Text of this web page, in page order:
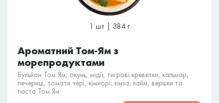
1 шт | 384 г
Ароматний Том-Ям з
морепродуктами
Бульйон Том Ям, окунь, мідії, тигрові креветки, кальмар,
печериці, томати чері, кімнорі, кінза, лайм, вершки та
паста Том Ям.